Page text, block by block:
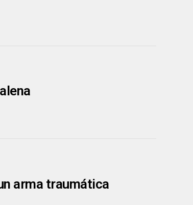
arma traumática